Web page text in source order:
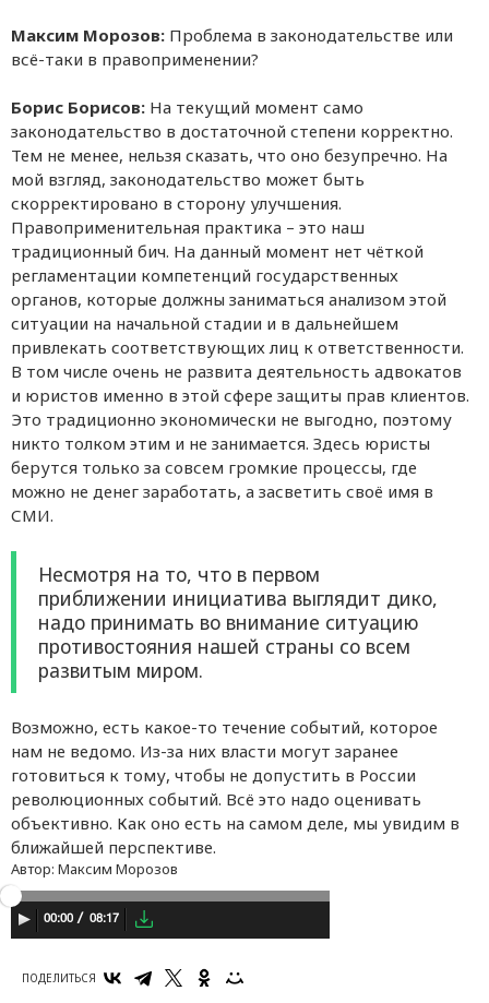
Максим Морозов: Проблема в законодательстве или
всё-таки в правоприменении?
Борис Борисов: На текущий момент само
законодательство в достаточной степени корректно.
Тем не менее, нельзя сказать, что оно безупречно. На
мой взгляд, законодательство может быть
скорректировано в сторону улучшения.
Правоприменительная практика – это наш
традиционный бич. На данный момент нет чёткой
регламентации компетенций государственных
органов, которые должны заниматься анализом этой
ситуации на начальной стадии и в дальнейшем
привлекать соответствующих лиц к ответственности.
В том числе очень не развита деятельность адвокатов
и юристов именно в этой сфере защиты прав клиентов.
Это традиционно экономически не выгодно, поэтому
никто толком этим и не занимается. Здесь юристы
берутся только за совсем громкие процессы, где
можно не денег заработать, а засветить своё имя в
СМИ.
Несмотря на то, что в первом
приближении инициатива выглядит дико,
надо принимать во внимание ситуацию
противостояния нашей страны со всем
развитым миром.
Возможно, есть какое-то течение событий, которое
нам не ведомо. Из-за них власти могут заранее
готовиться к тому, чтобы не допустить в России
революционных событий. Всё это надо оценивать
объективно. Как оно есть на самом деле, мы увидим в
ближайшей перспективе.
Автор: Максим Морозов
00:00 08:17
ПОДЕЛИТЬСЯ